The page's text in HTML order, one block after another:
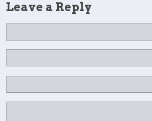
Leave a Reply